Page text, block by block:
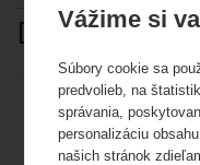
DRONE
Kategória:Korčule
Kolieska
Vážime si
Súbory cookie sa
predvolieb, na
správania,
personalizáciu
našich stránok